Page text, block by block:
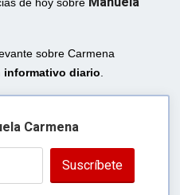
sobre Carmena
informativo diario
Carmena
Suscríbete